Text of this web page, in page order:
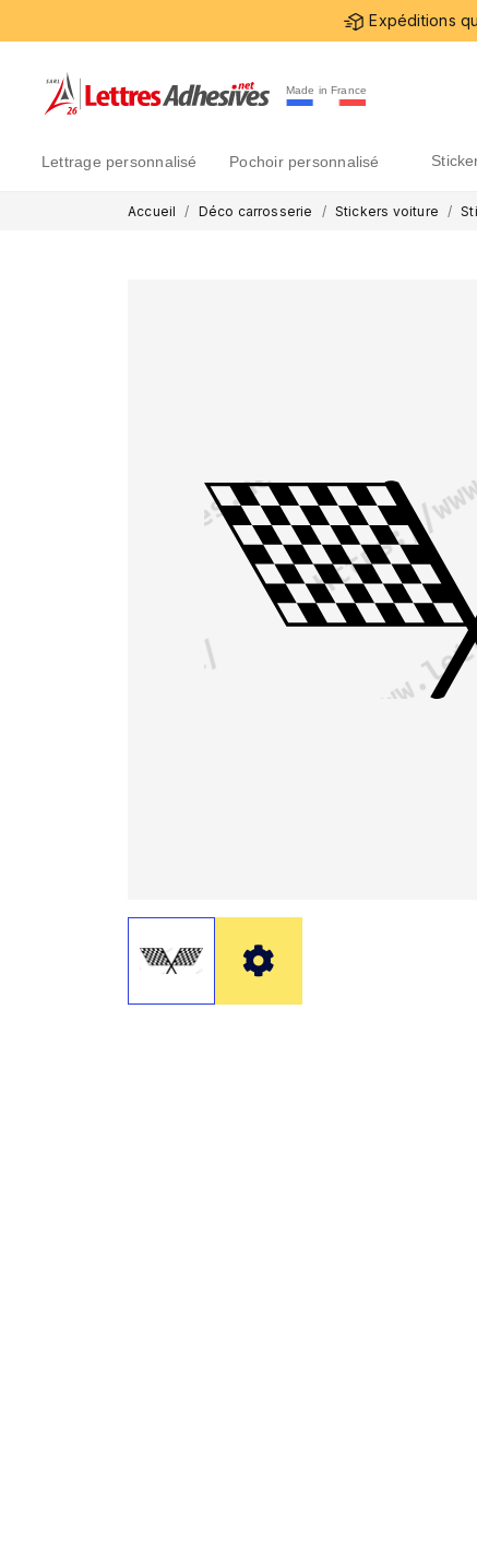
Expéditions
Made in France
lettrage personnalisé pochoir personnalisé
Accueil Déco carrosserie Stickers voiture